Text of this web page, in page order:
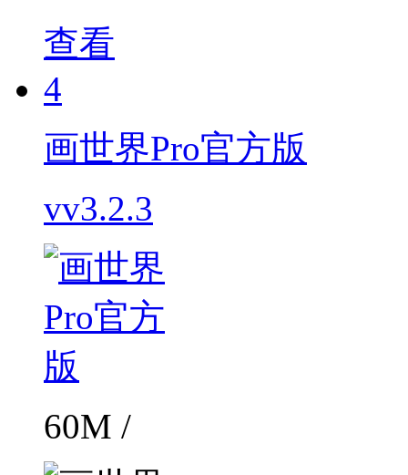
查看
4
画世界Pro官方版
vv3.2.3
60M /